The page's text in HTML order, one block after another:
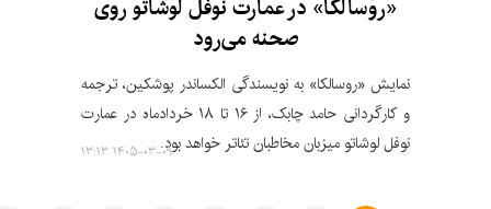
«روسالکا» در عمارت نوفل لوشاتو روی
صحنه می‌رود
نمایش «روسالکا» به نویسندگی الکساندر پوشکین، ترجمه
و کارگردانی حامد چابک، از ۱۶ تا ۱۸ خردادماه در عمارت
نوفل لوشاتو میزبان مخاطبان تئاتر خواهد بود.۱۴۰۵-۰۳-۰۹ ۱۳:۱۳